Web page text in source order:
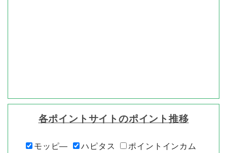
各ポイントサイトのポイント推移
モッピ― ハピタス
ポイントインカム